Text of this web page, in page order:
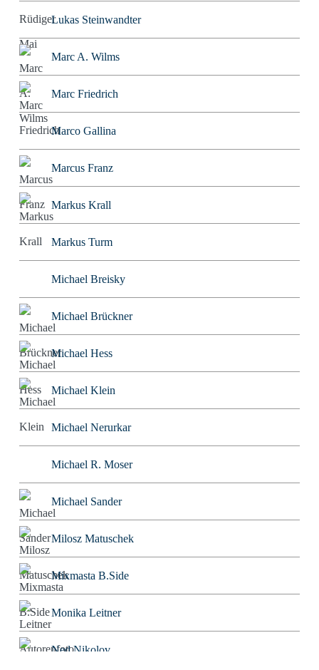
Lukas Steinwandter
Marc A. Wilms
Marc Friedrich
Marco Gallina
Marcus Franz
Markus Krall
Markus Turm
Michael Breisky
Michael Brückner
Michael Hess
Michael Klein
Michael Nerurkar
Michael R. Moser
Michael Sander
Milosz Matuschek
Mixmasta B.Side
Monika Leitner
Ned Nikolov